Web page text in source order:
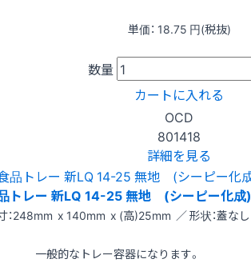
単価： 18.75 円(税抜)
数量
カートに入れる
OCD
801418
詳細を見る
トレー 新LQ 14-25 無地 (シーピー化成)
：248mm x 140mm x (高)25mm ／ 形状：蓋なし
一般的なトレー容器になります。